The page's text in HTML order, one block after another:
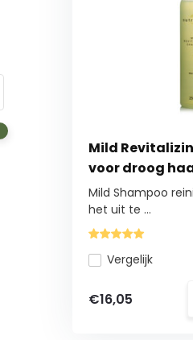
Mild
voor droog
Mild Shampoo
het uit te ...
Vergelijk
€16,05